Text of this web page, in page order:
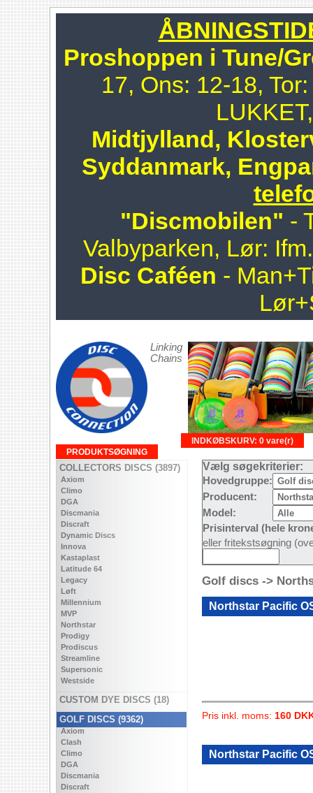
Proshoppen i Tune/
17, Ons: 12-18,
Midtjylland,
Syddanmark,
"Discmobilen" -
Valbyparken, Lør:
Disc Caféen -
Linking
Chains
INDKØBSKURV: 0 vare(r)
PRODUKTSØGNING
COLLECTORS DISCS (3897)
Axiom
Climo
DGA
Discmania
Discraft
Dynamic Discs
Innova
Kastaplast
Latitude 64
Legacy
Løft
Millennium
MVP
Northstar
Prodigy
Prodiscus
Streamline
Supersonic
Westside
CUSTOM DYE DISCS (18)
GOLF DISCS (9362)
Axiom
Clash
Climo
DGA
Discmania
Discraft
Vælg søgekriterier:
Hovedgruppe:
Producent:
Model:
Prisinterval (hele
eller fritekstsøgning
Golf discs ->
Northstar Pacific
Pris inkl. moms: 160
Northstar Pacific